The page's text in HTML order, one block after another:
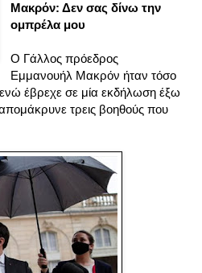
Μακρόν: Δεν σας δίνω την
ομπρέλα μου
Ο Γάλλος πρόεδρος
Εμμανουήλ Μακρόν ήταν τόσο
έβρεχε σε μία εκδήλωση έξω
τρεις βοηθούς που